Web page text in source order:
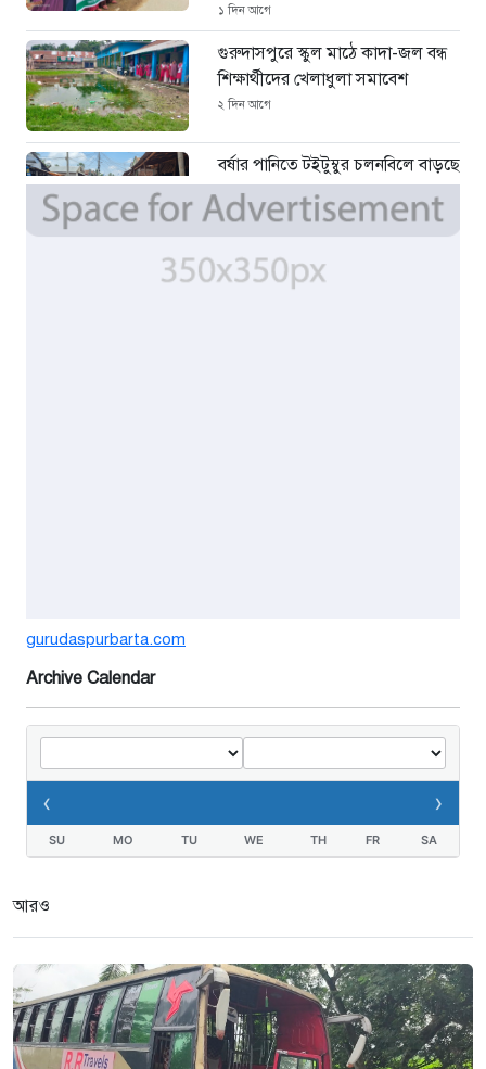
১ দিন আগে
গুরুদাসপুরে স্কুল মাঠে কাদা-জল বন্ধ
শিক্ষার্থীদের খেলাধুলা সমাবেশ
২ দিন আগে
বর্ষার পানিতে টইটুম্বুর চলনবিলে বাড়ছে
ডিঙি নৌকার চাহিদা
৪ দিন আগে
সিন্ডিকেটের কবজায় পাটের বাজার,
তথ্যবিভ্রাট সংবাদের প্রতিবাদে
gurudaspurbarta.com
Archive Calendar
‹ ›
SU MO TU WE TH FR SA
আরও